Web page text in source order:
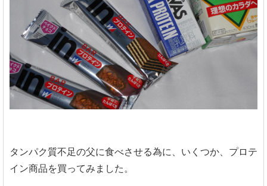
タンパク質不足の父に食べさせる為に、いくつか、プロテ
イン商品を買ってみました。